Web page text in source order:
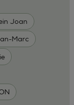
Joan
Marc